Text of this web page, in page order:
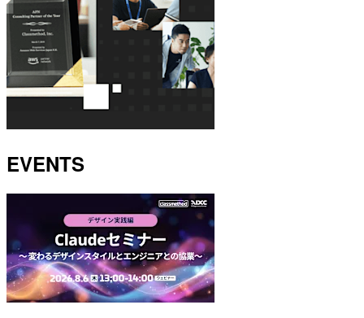
EVENTS